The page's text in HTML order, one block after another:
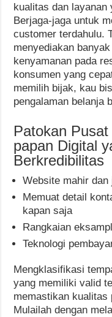
kualitas dan layanan
Berjaga-jaga untuk
customer terdahulu.
menyediakan
kenyamanan pada
konsumen yang
memilih bijak, kau
pengalaman belanja
Patokan
papan Digital
Berkredibilitas
Website mahir dan
Memuat detail
kapan saja
Rangkaian
Teknologi
Mengklasifikasi
yang memiliki valid
memastikan kualitas
Mulailah dengan